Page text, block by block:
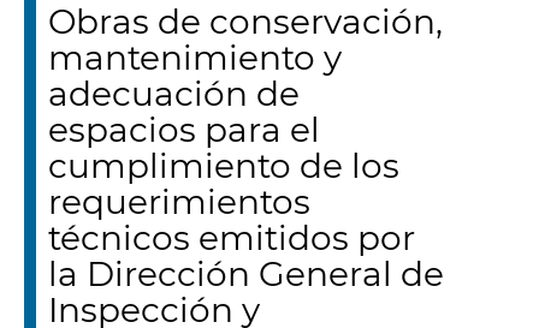
Obras de conservación,
mantenimiento y
adecuación de
espacios para el
cumplimiento de los
requerimientos
técnicos emitidos por
la Dirección General de
Inspección y